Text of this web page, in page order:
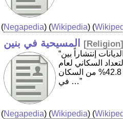
(Negapedia) (Wikipedia) (
المسيحية في بنين [Religion]
“تُشكل المسيحية في بنين أكبر الديانات إنتشاراً بين
السكاني لعام
2002 شكّل المسيحيون حوالي 42.8% من السكان
في …”
(Negapedia) (Wikipedia) (